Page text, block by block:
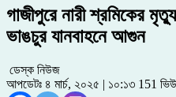
গাজীপুরে নারী শ্রমিকের
ভাঙচুর যানবাহনে আগুন
ডেস্ক নিউজ
আপডেটঃ ৪ মার্চ, ২০২৫ | ১০:১৩ 151 ভিউ